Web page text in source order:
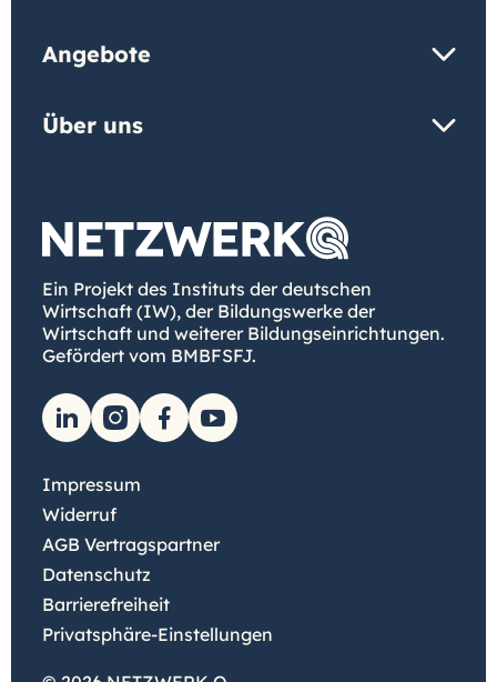
Angebote
Über uns
Ein Projekt des Instituts der deutschen
Wirtschaft (IW), der Bildungswerke der
Wirtschaft und weiterer Bildungseinrichtungen.
Gefördert vom BMBFSFJ.
Impressum
Widerruf
AGB Vertragspartner
Datenschutz
Barrierefreiheit
Privatsphäre-Einstellungen